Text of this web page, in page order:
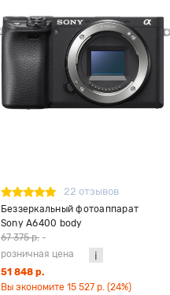
22 отзывов
Беззеркальный фотоаппарат
Sony A6400 body
67 375 р. -
розничная цена
51 848 р.
Вы экономите 15 527 р. (24%)